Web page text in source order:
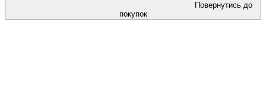
Повернутись до
покупок